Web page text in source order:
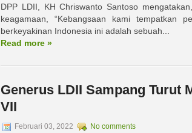
DPP LDII, KH Chriswanto Santoso
keagamaan, “Kebangsaan kami tempatkan
berkeyakinan Indonesia ini adalah sebuah...
Read more »
Generus LDII Sampang Turut
VII
Februari 03, 2022 No comments